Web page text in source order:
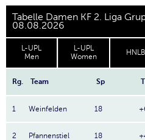
Tabelle Damen KF 2. Liga
08.08.2026
L-UPL
Men
L-UPL
Women
HNLB
Rg. Team Sp
1 Weinfelden 18
2 Pfannenstiel 18